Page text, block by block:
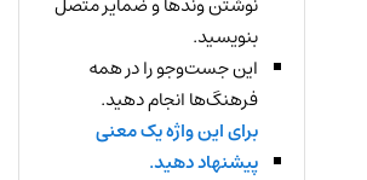
بنویسید.
این جست‌وجو را در همه
فرهنگ‌ها انجام دهید.
برای این واژه یک معنی
پیشنهاد دهید.